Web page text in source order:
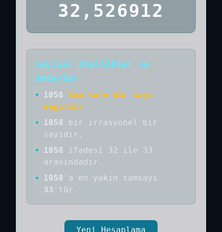
32,526912
Sayısal Özellikler ve
Detaylar
• 1058
tam kare bir sayı
değildir .
•
1058 bir
irrasyonel bir
sayıdır .
•
1058
ifadesi 32 ile 33
arasındadır.
•
1058 'a en yakın tamsayı
33 'tür.
Yeni Hesaplama